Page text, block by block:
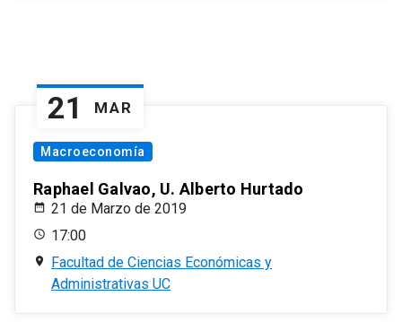
21 MAR
Macroeconomía
Raphael Galvao, U. Alberto Hurtado
21 de Marzo de 2019
17:00
Facultad de Ciencias Económicas y
Administrativas UC